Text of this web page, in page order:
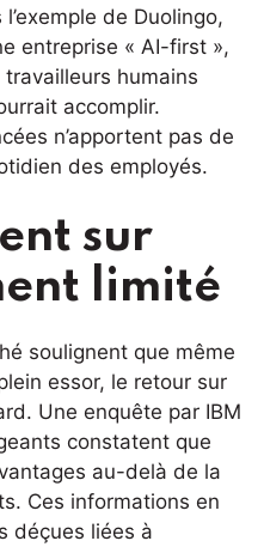
de Duolingo,
entreprise « AI-first »,
travailleurs humains
accomplir.
n’apportent pas de
des employés.
sur
limité
soulignent que même
essor, le retour sur
Une enquête par IBM
constatent que
au-delà de la
Ces informations en
déçues liées à